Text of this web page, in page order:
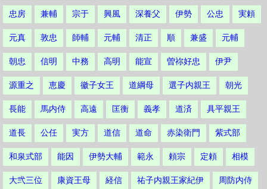
忠房 兼輔 宗于 興風 深養父 伊勢 公忠 実頼
元真 敦忠 師輔 元輔 清正 順 兼盛 元輔
朝忠 信明 中務 高明 能宣 曽祢好忠 伊尹
源重之 恵慶 徽子女王 道綱母 選子内親王 朝光
長能 馬内侍 高遠 匡衡 義孝 道済 具平親王
道長 公任 実方 道信 道命 赤染衛門 紫式部
和泉式部 能因 伊勢大輔 範永 頼宗 定頼 相模
大弐三位 康資王母 経信 祐子内親王家紀伊 周防内侍